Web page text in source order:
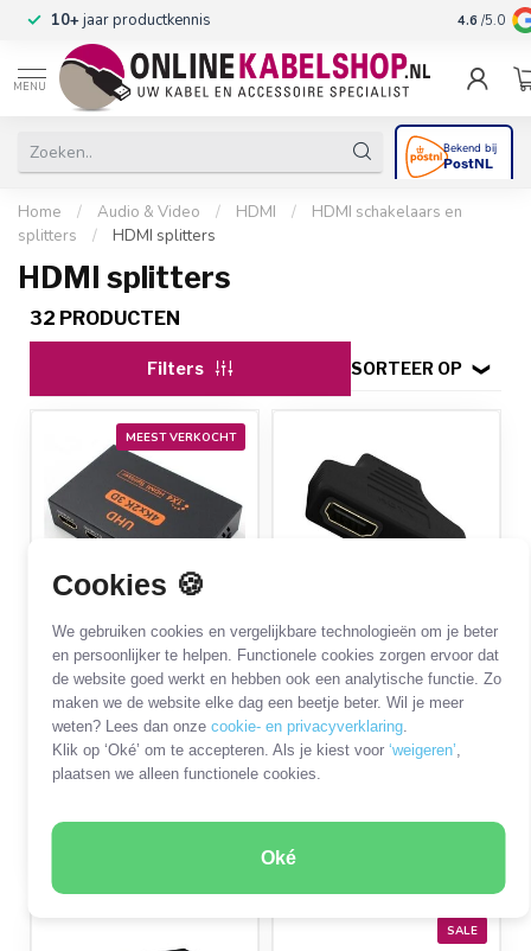
Cookies 🍪
We gebruiken cookies en vergelijkbare technologieën om je beter
en persoonlijker te helpen. Functionele cookies zorgen ervoor dat
de website goed werkt en hebben ook een analytische functie. Zo
maken we de website elke dag een beetje beter. Wil je meer
weten? Lees dan onze cookie- en privacyverklaring.
Klik op ‘Oké’ om te accepteren. Als je kiest voor ‘weigeren’
plaatsen we alleen functionele cookies.
Oké
10+jaar productkennis 4.6 /5.0
MENU
Home / Audio & Video / HDMI /
HDMI schakelaars en
splitters
/ HDMI splitters
HDMI splitters
32 PRODUCTEN
Filters SORTEER OP
MEEST VERKOCHT
OKS-68795
HDMI splitter 1 naar 4
- versie 1.4 (4K 30Hz)
Op voorraad
OKS-80084
HDMI splitter 1 naar 2
/ passief - versie 1.3
(Full HD 10...
Op voorraad
SALE